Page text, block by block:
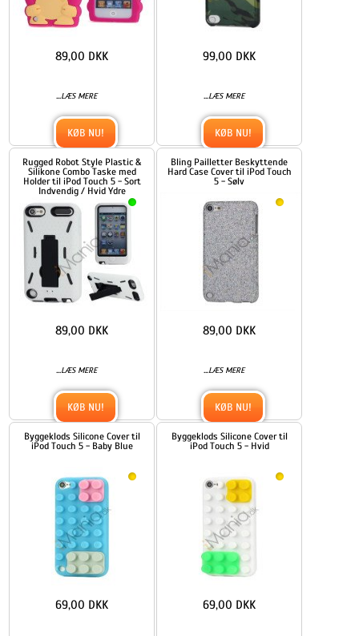
...LÆS MERE
89,00 DKK
KØB NU!
...LÆS MERE
99,00 DKK
KØB NU!
Rugged Robot Style Plastic &
Silikone Combo Taske med
Holder til iPod Touch 5 - Sort
Indvendig / Hvid Ydre
...LÆS MERE
89,00 DKK
KØB NU!
Bling Pailletter Beskyttende
Hard Case Cover til iPod Touch
5 - Sølv
...LÆS MERE
89,00 DKK
KØB NU!
Byggeklods Silicone Cover til
iPod Touch 5 - Baby Blue
69,00 DKK
Byggeklods Silicone Cover til
iPod Touch 5 - Hvid
69,00 DKK